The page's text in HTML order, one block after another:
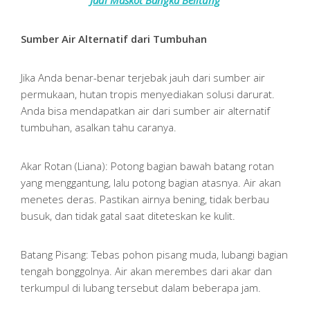
Sumber Air Alternatif dari Tumbuhan
Jika Anda benar-benar terjebak jauh dari sumber air
permukaan, hutan tropis menyediakan solusi darurat.
Anda bisa mendapatkan air dari sumber air alternatif
tumbuhan, asalkan tahu caranya.
Akar Rotan (Liana): Potong bagian bawah batang rotan
yang menggantung, lalu potong bagian atasnya. Air akan
menetes deras. Pastikan airnya bening, tidak berbau
busuk, dan tidak gatal saat diteteskan ke kulit.
Batang Pisang: Tebas pohon pisang muda, lubangi bagian
tengah bonggolnya. Air akan merembes dari akar dan
terkumpul di lubang tersebut dalam beberapa jam.